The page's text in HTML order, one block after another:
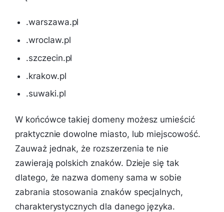
.warszawa.pl
.wroclaw.pl
.szczecin.pl
.krakow.pl
.suwaki.pl
W końcówce takiej domeny możesz umieścić
praktycznie dowolne miasto, lub miejscowość.
Zauważ jednak, że rozszerzenia te nie
zawierają polskich znaków. Dzieje się tak
dlatego, że nazwa domeny sama w sobie
zabrania stosowania znaków specjalnych,
charakterystycznych dla danego języka.